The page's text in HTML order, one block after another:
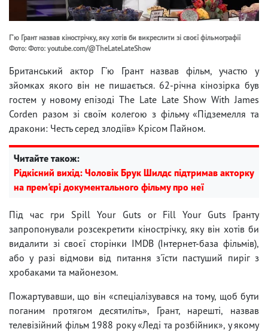
Г'ю Грант назвав кінострічку, яку хотів би викреслити зі своєї фільмографії
Фото: Фото: youtube.com/@TheLateLateShow
Британський актор Г'ю Грант назвав фільм, участю у
зйомках якого він не пишається. 62-річна кінозірка був
гостем у новому епізоді The Late Late Show With James
Corden разом зі своїм колегою з фільму «Підземелля та
дракони: Честь серед злодіїв» Крісом Пайном.
Читайте також:
Рідкісний вихід: Чоловік Брук Шилдс підтримав акторку
на прем'єрі документального фільму про неї
Під час гри Spill Your Guts or Fill Your Guts Гранту
запропонували розсекретити кінострічку, яку він хотів би
видалити зі своєї сторінки IMDB (Інтернет-база фільмів),
або у разі відмови від питання з'їсти пастуший пиріг з
хробаками та майонезом.
Пожартувавши, що він «спеціалізувався на тому, щоб бути
поганим протягом десятиліть», Грант, нарешті, назвав
телевізійний фільм 1988 року «Леді та розбійник», у якому